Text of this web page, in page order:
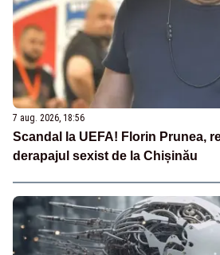
7 aug. 2026, 18:56
Scandal la UEFA! Florin Prunea,
derapajul sexist de la Chișinău